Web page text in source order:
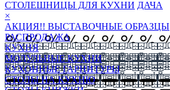
СТОЛЕШНИЦЫ ДЛЯ КУХНИ ДАЧА
×
АКЦИЯ!! ВЫСТАВОЧНЫЕ ОБРАЗЦЫ
РАСПРОДАЖА
КУХНЯ
МОДУЛЬНЫЕ КУХНИ
КУХОННЫЕ ГАРНИТУРЫ
СТОЛЫ НА КУХНЮ